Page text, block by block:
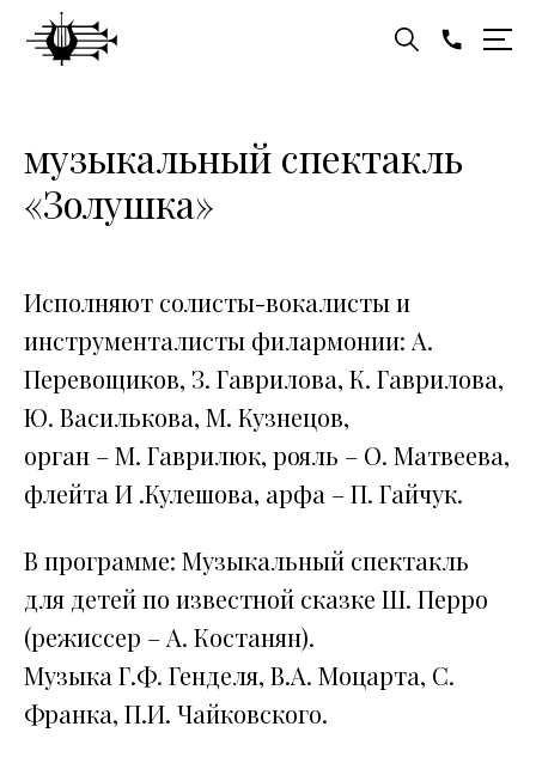
музыкальный спектакль
«Золушка»
Исполняют солисты-вокалисты и
инструменталисты филармонии: А.
Перевощиков, З. Гаврилова, К. Гаврилова,
Ю. Василькова, М. Кузнецов,
орган – М. Гаврилюк, рояль – О. Матвеева,
флейта И .Кулешова, арфа – П. Гайчук.
В программе: Музыкальный спектакль
для детей по известной сказке Ш. Перро
(режиссер – А. Костанян).
Музыка Г.Ф. Генделя, В.А. Моцарта, С.
Франка, П.И. Чайковского.